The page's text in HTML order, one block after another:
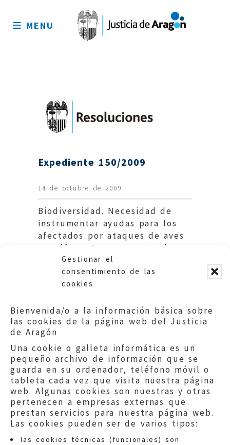
Gestionar el
consentimiento de las
cookies
Bienvenida/o a la información básica sobre
las cookies de la página web del Justicia
de Aragón
Una cookie o galleta informática es un
pequeño archivo de información que se
guarda en su ordenador, teléfono móvil o
tableta cada vez que visita nuestra página
web. Algunas cookies son nuestras y otras
pertenecen a empresas externas que
prestan servicios para nuestra página web.
Las cookies pueden ser de varios tipos:
las cookies técnicas (funcionales) son
sitio
MENU
Expediente 150/2009
14 de octubre de 2009
Biodiversidad. Necesidad de
instrumentar ayudas para los
afectados por ataques de aves
necrófagas.Departamento de
Medio Ambiente.